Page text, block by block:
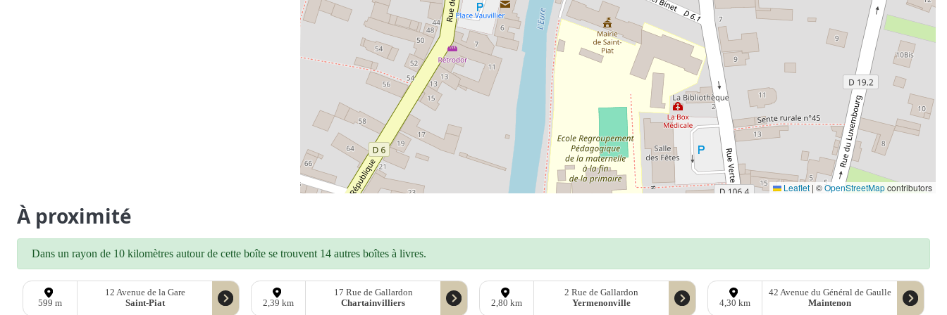
Leaflet | ©OpenStreetMapcontributors
À proximité
Dans un rayon de 10 kilomètres autour de cette boîte se trouvent 14 autres boîtes à livres.
599 m
12 Avenue de la Gare
Saint-Piat
2,39 km
17 Rue de Gallardon
Chartainvilliers
2,80 km
2 Rue de Gallardon
Yermenonville
4,30 km
42 Avenue du Général de Gaulle
Maintenon